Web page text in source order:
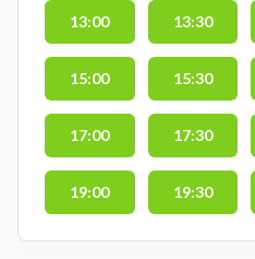
13:00 13:30
15:00 15:30
17:00 17:30
19:00 19:30